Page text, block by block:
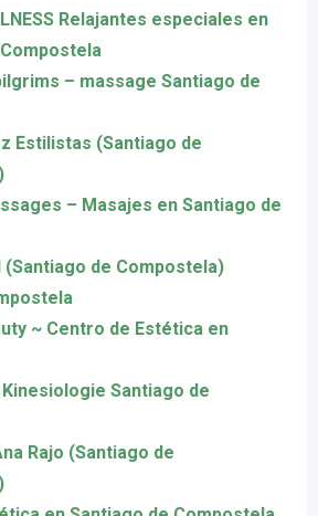
Relajantes especiales en
– massage Santiago de
Estilistas (Santiago de
– Masajes en Santiago de
(Santiago de Compostela)
~ Centro de Estética en
Santiago de
Rajo (Santiago de